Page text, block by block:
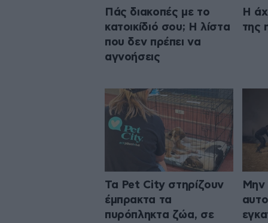
Πάς διακοπές με το
κατοικίδιό σου; Η λίστα
που δεν πρέπει να
αγνοήσεις
Η
της
Τα Pet City στηρίζουν
έμπρακτα τα
πυρόπληκτα ζώα, σε
Μην